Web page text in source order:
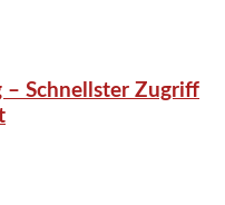
– Schnellster Zugriff